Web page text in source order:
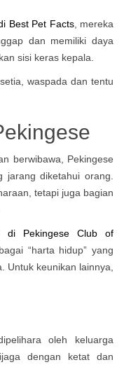
Best Pet Facts, mereka
dan memiliki daya
sisi keras kepala.
berwibawa, Pekingese
jarang diketahui orang.
tetapi juga bagian
di Pekingese Club of
“harta hidup” yang
Untuk keunikan lainnya,
oleh keluarga
dengan ketat dan